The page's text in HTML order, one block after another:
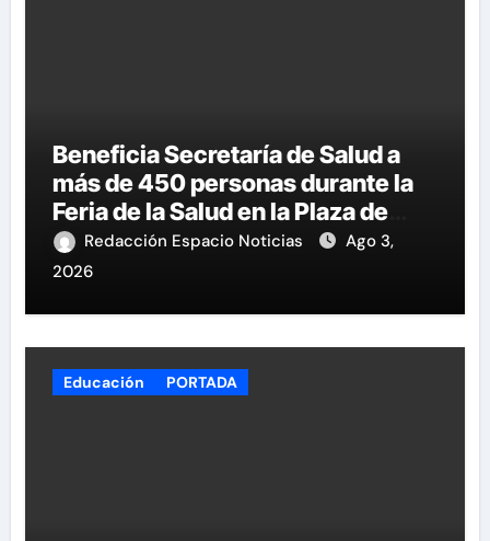
Beneficia Secretaría de Salud a
más de 450 personas durante la
Feria de la Salud en la Plaza de
Armas
Redacción Espacio Noticias
Ago 3,
2026
Educación PORTADA